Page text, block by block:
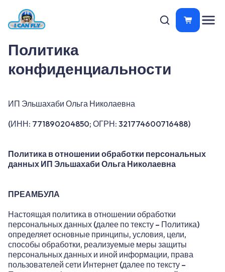
Политика
конфиденциальности
ИП Эльшахаби Ольга Николаевна
(ИНН: 771890204850; ОГРН: 321774600716488)
Политика в отношении обработки персональных
данных ИП Эльшахаби Ольга Николаевна
ПРЕАМБУЛА
Настоящая политика в отношении обработки
персональных данных (далее по тексту – Политика)
определяет основные принципы, условия, цели,
способы обработки, реализуемые меры защиты
персональных данных и иной информации, права
пользователей сети Интернет (далее по тексту –